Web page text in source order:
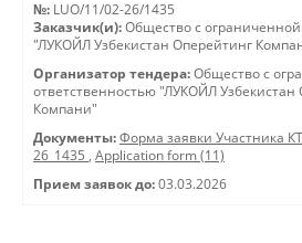
№: LUO/11/02-26/1435
Заказчик(и): Общество с
"ЛУКОЙЛ Узбекистан Оперейтинг
Организатор тендера: Общество с
ответственностью "ЛУКОЙЛ Узбекистан
Компани"
Документы: Форма заявки Участника
26_1435 , Application form (11)
Прием заявок до: 03.03.2026